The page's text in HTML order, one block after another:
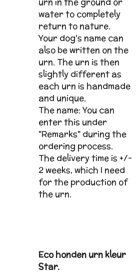
water to completely
return to nature.
Your dog's name can
also be written on the
urn. The urn is then
slightly different as
each urn is handmade
and unique.
The name: You can
enter this under
"Remarks" during the
ordering process.
The delivery time is +/-
2 weeks, which I need
for the production of
the urn.
Eco honden urn kleur
Star.